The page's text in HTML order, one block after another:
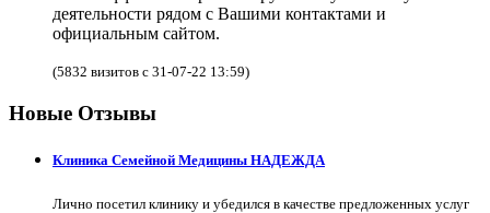
деятельности рядом с Вашими контактами и
официальным сайтом.
(5832 визитов с 31-07-22 13:59)
Новые Отзывы
Клиника Семейной Медицины НАДЕЖДА
Лично посетил клинику и убедился в качестве предложенных услуг